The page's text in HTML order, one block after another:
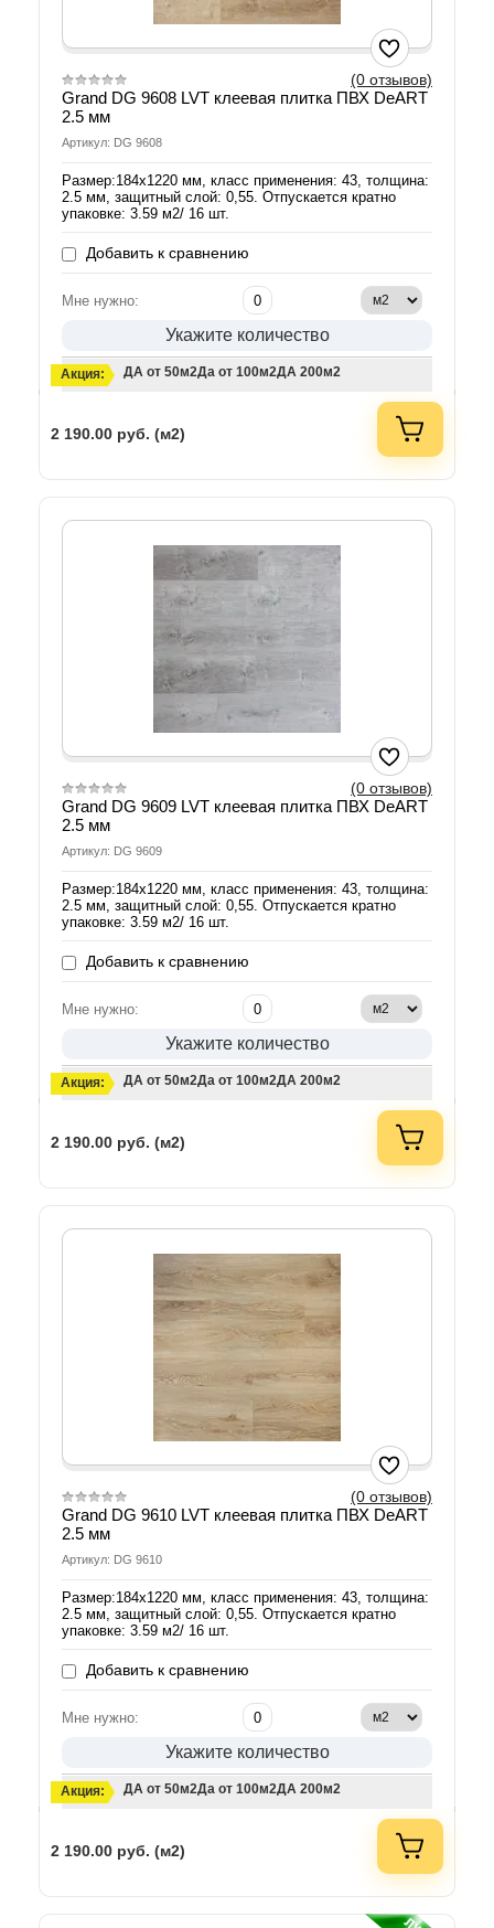
(0 отзывов)
Grand DG 9608 LVT клеевая плитка ПВХ DeART
2.5 мм
Артикул: DG 9608
Размер:184х1220 мм, класс применения: 43, толщина:
2.5 мм, защитный слой: 0,55. Отпускается кратно
упаковке: 3.59 м2/ 16 шт.
Добавить к сравнению
Мне нужно:
Укажите количество
Акция: ДА от 50м2Да от 100м2ДА 200м2
2 190.00 руб. (м2)
(0 отзывов)
Grand DG 9609 LVT клеевая плитка ПВХ DeART
2.5 мм
Артикул: DG 9609
Размер:184х1220 мм, класс применения: 43, толщина:
2.5 мм, защитный слой: 0,55. Отпускается кратно
упаковке: 3.59 м2/ 16 шт.
Добавить к сравнению
Мне нужно:
Укажите количество
Акция: ДА от 50м2Да от 100м2ДА 200м2
2 190.00 руб. (м2)
(0 отзывов)
Grand DG 9610 LVT клеевая плитка ПВХ DeART
2.5 мм
Артикул: DG 9610
Размер:184х1220 мм, класс применения: 43, толщина:
2.5 мм, защитный слой: 0,55. Отпускается кратно
упаковке: 3.59 м2/ 16 шт.
Добавить к сравнению
Мне нужно:
Укажите количество
Акция: ДА от 50м2Да от 100м2ДА 200м2
2 190.00 руб. (м2)